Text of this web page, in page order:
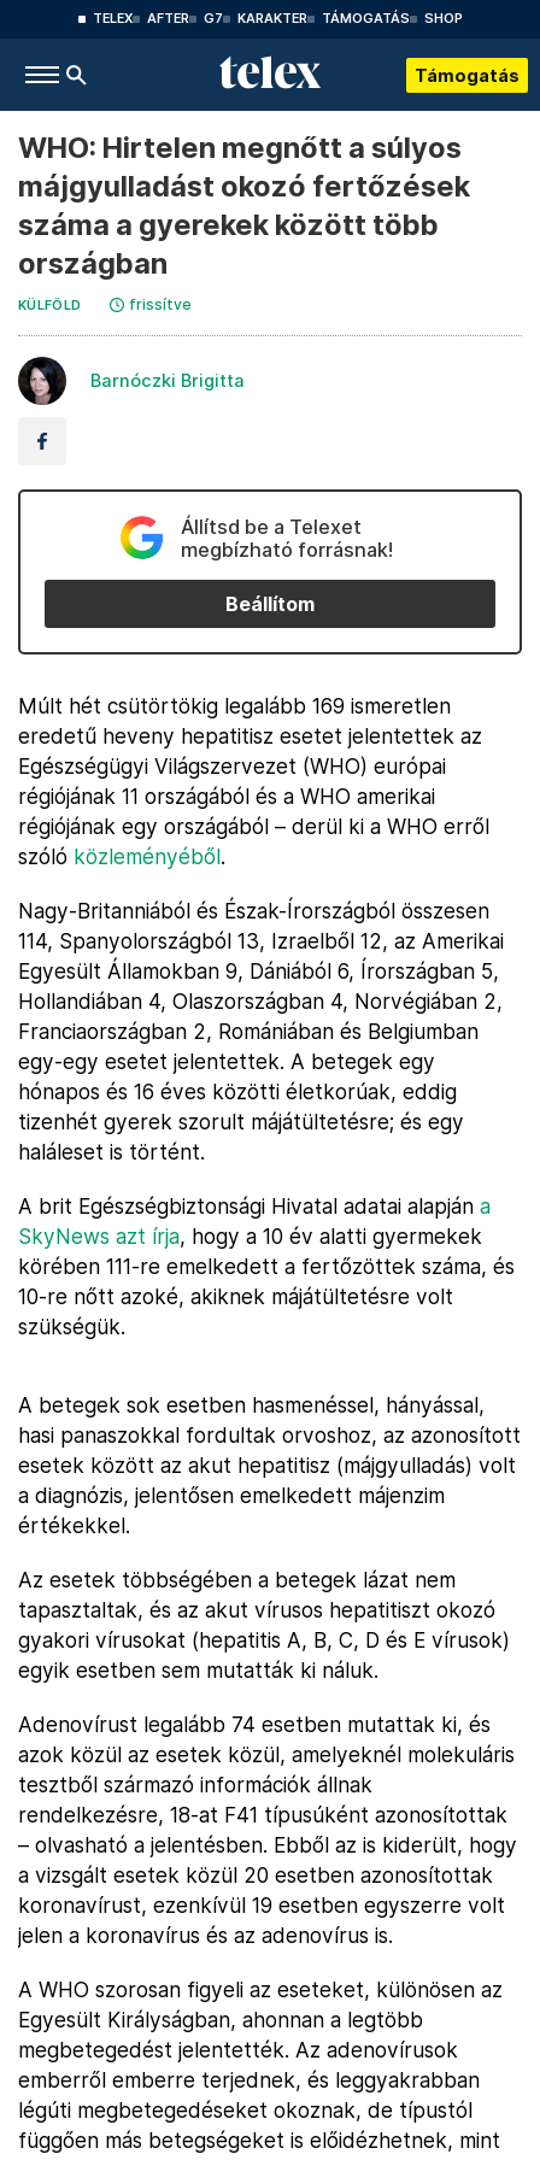
TELEX AFTER G7 KARAKTER TÁMOGATÁS SHOP
Támogatás
WHO: Hirtelen megnőtt a súlyos
májgyulladást okozó fertőzések
száma a gyerekek között több
országban
KÜLFÖLD frissítve
Barnóczki Brigitta
Állítsd be a Telexet
megbízható forrásnak!
Beállítom
Múlt hét csütörtökig legalább 169 ismeretlen
eredetű heveny hepatitisz esetet jelentettek az
Egészségügyi Világszervezet (WHO) európai
régiójának 11 országából és a WHO amerikai
régiójának egy országából – derül ki a WHO erről
szóló közleményéből.
Nagy-Britanniából és Észak-Írországból összesen
114, Spanyolországból 13, Izraelből 12, az Amerikai
Egyesült Államokban 9, Dániából 6, Írországban 5,
Hollandiában 4, Olaszországban 4, Norvégiában 2,
Franciaországban 2, Romániában és Belgiumban
egy-egy esetet jelentettek. A betegek egy
hónapos és 16 éves közötti életkorúak, eddig
tizenhét gyerek szorult májátültetésre; és egy
haláleset is történt.
A brit Egészségbiztonsági Hivatal adatai alapján a
SkyNews azt írja, hogy a 10 év alatti gyermekek
körében 111-re emelkedett a fertőzöttek száma, és
10-re nőtt azoké, akiknek májátültetésre volt
szükségük.
A betegek sok esetben hasmenéssel, hányással,
hasi panaszokkal fordultak orvoshoz, az azonosított
esetek között az akut hepatitisz (májgyulladás) volt
a diagnózis, jelentősen emelkedett májenzim
értékekkel.
Az esetek többségében a betegek lázat nem
tapasztaltak, és az akut vírusos hepatitiszt okozó
gyakori vírusokat (hepatitis A, B, C, D és E vírusok)
egyik esetben sem mutatták ki náluk.
Adenovírust legalább 74 esetben mutattak ki, és
azok közül az esetek közül, amelyeknél molekuláris
tesztből származó információk állnak
rendelkezésre, 18-at F41 típusúként azonosítottak
– olvasható a jelentésben. Ebből az is kiderült, hogy
a vizsgált esetek közül 20 esetben azonosítottak
koronavírust, ezenkívül 19 esetben egyszerre volt
jelen a koronavírus és az adenovírus is.
A WHO szorosan figyeli az eseteket, különösen az
Egyesült Királyságban, ahonnan a legtöbb
megbetegedést jelentették. Az adenovírusok
emberről emberre terjednek, és leggyakrabban
légúti megbetegedéseket okoznak, de típustól
függően más betegségeket is előidézhetnek, mint